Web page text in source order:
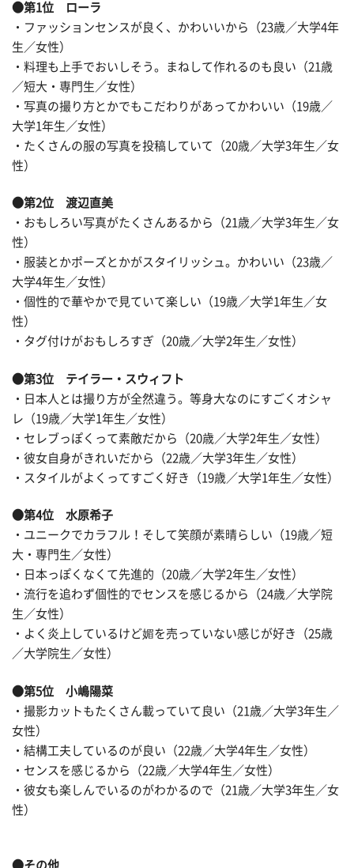
●第1位 ローラ
・ファッションセンスが良く、かわいいから（23歳／大学4年
生／女性）
・料理も上手でおいしそう。まねして作れるのも良い（21歳
／短大・専門生／女性）
・写真の撮り方とかでもこだわりがあってかわいい（19歳／
大学1年生／女性）
・たくさんの服の写真を投稿していて（20歳／大学3年生／女
性）
●第2位 渡辺直美
・おもしろい写真がたくさんあるから（21歳／大学3年生／女
性）
・服装とかポーズとかがスタイリッシュ。かわいい（23歳／
大学4年生／女性）
・個性的で華やかで見ていて楽しい（19歳／大学1年生／女
性）
・タグ付けがおもしろすぎ（20歳／大学2年生／女性）
●第3位 テイラー・スウィフト
・日本人とは撮り方が全然違う。等身大なのにすごくオシャ
レ（19歳／大学1年生／女性）
・セレブっぽくって素敵だから（20歳／大学2年生／女性）
・彼女自身がきれいだから（22歳／大学3年生／女性）
・スタイルがよくってすごく好き（19歳／大学1年生／女性）
●第4位 水原希子
・ユニークでカラフル！そして笑顔が素晴らしい（19歳／短
大・専門生／女性）
・日本っぽくなくて先進的（20歳／大学2年生／女性）
・流行を追わず個性的でセンスを感じるから（24歳／大学院
生／女性）
・よく炎上しているけど媚を売っていない感じが好き（25歳
／大学院生／女性）
●第5位 小嶋陽菜
・撮影カットもたくさん載っていて良い（21歳／大学3年生／
女性）
・結構工夫しているのが良い（22歳／大学4年生／女性）
・センスを感じるから（22歳／大学4年生／女性）
・彼女も楽しんでいるのがわかるので（21歳／大学3年生／女
性）
●その他